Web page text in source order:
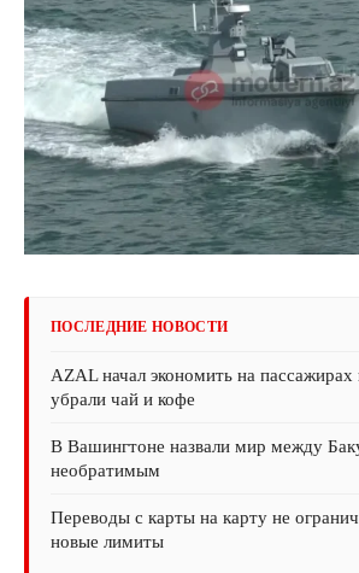
ПОСЛЕДНИЕ НОВОСТИ
AZAL начал экономить на
убрали чай и кофе
В Вашингтоне назвали мир между
необратимым
Переводы с карты на карту не
новые лимиты